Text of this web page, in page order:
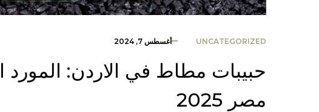
UNCATEGORIZED أغسطس 7, 2024
حبيبات مطاط في الاردن:
مصر 2025